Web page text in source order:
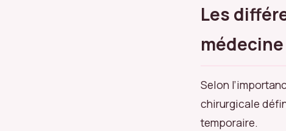
Les
Selon
chirurgicale
temporaire.